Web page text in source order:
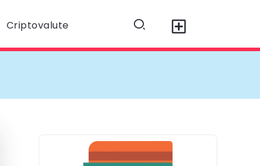
Criptovalute